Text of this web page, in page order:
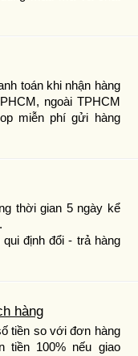
toán khi nhận hàng
ngoài TPHCM
miễn phí gửi hàng
thời gian 5 ngày kể
định đổi - trả hàng
hàng
tiền so với đơn hàng
tiền 100% nếu giao